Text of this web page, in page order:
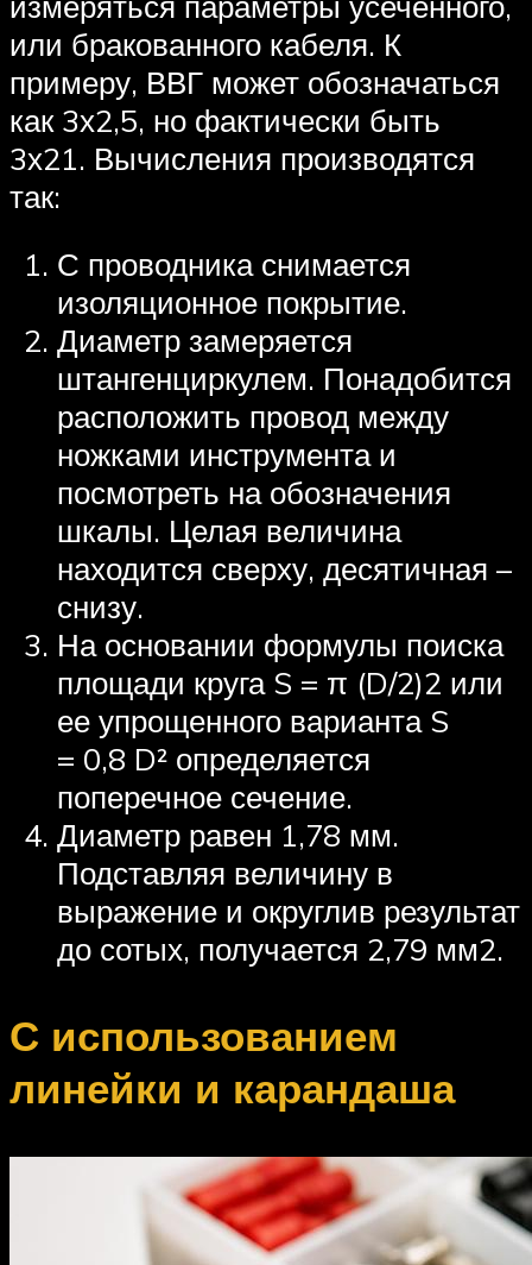
или бракованного кабеля. К
примеру, ВВГ может обозначаться
как 3х2,5, но фактически быть
3х21. Вычисления производятся
так:
С проводника снимается
изоляционное покрытие.
Диаметр замеряется
штангенциркулем. Понадобится
расположить провод между
ножками инструмента и
посмотреть на обозначения
шкалы. Целая величина
находится сверху, десятичная –
снизу.
На основании формулы поиска
площади круга S = π (D/2)2 или
ее упрощенного варианта S
= 0,8 D² определяется
поперечное сечение.
Диаметр равен 1,78 мм.
Подставляя величину в
выражение и округлив результат
до сотых, получается 2,79 мм2.
С использованием
линейки и карандаша